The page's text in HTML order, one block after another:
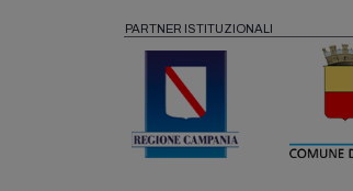
PARTNER ISTITUZIONALI